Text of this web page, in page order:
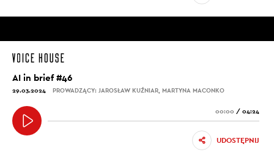
AI in brief #46
29.03.2024 PROWADZĄCY: JAROSŁAW KUŹNIAR, MARTYNA MACONKO
00:00 / 04:24
UDOSTĘPNIJ